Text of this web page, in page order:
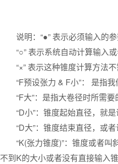
说明：“●” 表示必须输入的参
“○” 表示系统自动计算输入或
“×” 表示这种锥度计算方法不
“F预设张力 & F小”： 是指我
“F大”：是指大卷径时所需要
“D小”：锥度起始直径，就是
“D大”：锥度结束直径，或者
“K(张力锥度)”：锥度或者叫
不到K的大小或者没有直接输入